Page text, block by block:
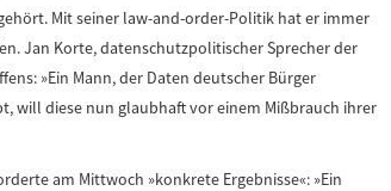
Mit seiner law-and-order-Politik hat er immer
Jan Korte, datenschutzpolitischer Sprecher der
»Ein Mann, der Daten deutscher Bürger
will diese nun glaubhaft vor einem Mißbrauch ihrer
am Mittwoch »konkrete Ergebnisse«: »Ein